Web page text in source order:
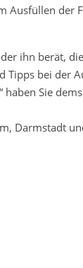
Ausfüllen der
ihn berät,
Tipps bei der
Sie
Darmstadt